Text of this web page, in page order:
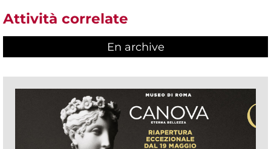
Attività correlate
En archive